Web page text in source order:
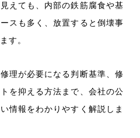
えても、内部の鉄筋腐食や基
スも多く、放置すると倒壊事
す。
理が必要になる判断基準、修
を抑える方法 まで、会社の公
情報をわかりやすく解説しま